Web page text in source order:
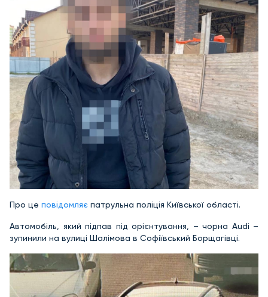
Про це повідомляє патрульна поліція Київської області.
Автомобіль, який підпав під орієнтування, – чорна Audi –
зупинили на вулиці Шалімова в Софіївський Борщагівці.